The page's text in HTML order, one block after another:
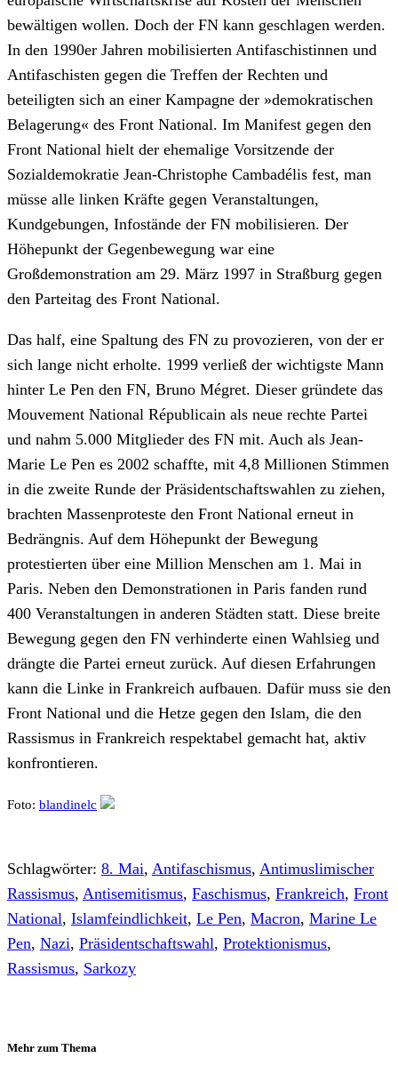
bewältigen wollen. Doch der FN kann geschlagen werden.
In den 1990er Jahren mobilisierten Antifaschistinnen und
Antifaschisten gegen die Treffen der Rechten und
beteiligten sich an einer Kampagne der »demokratischen
Belagerung« des Front National. Im Manifest gegen den
Front National hielt der ehemalige Vorsitzende der
Sozialdemokratie Jean-Christophe Cambadélis fest, man
müsse alle linken Kräfte gegen Veranstaltungen,
Kundgebungen, Infostände der FN mobilisieren. Der
Höhepunkt der Gegenbewegung war eine
Großdemonstration am 29. März 1997 in Straßburg gegen
den Parteitag des Front National.
Das half, eine Spaltung des FN zu provozieren, von der er
sich lange nicht erholte. 1999 verließ der wichtigste Mann
hinter Le Pen den FN, Bruno Mégret. Dieser gründete das
Mouvement National Républicain als neue rechte Partei
und nahm 5.000 Mitglieder des FN mit. Auch als Jean-
Marie Le Pen es 2002 schaffte, mit 4,8 Millionen Stimmen
in die zweite Runde der Präsidentschaftswahlen zu ziehen,
brachten Massenproteste den Front National erneut in
Bedrängnis. Auf dem Höhepunkt der Bewegung
protestierten über eine Million Menschen am 1. Mai in
Paris. Neben den Demonstrationen in Paris fanden rund
400 Veranstaltungen in anderen Städten statt. Diese breite
Bewegung gegen den FN verhinderte einen Wahlsieg und
drängte die Partei erneut zurück. Auf diesen Erfahrungen
kann die Linke in Frankreich aufbauen. Dafür muss sie den
Front National und die Hetze gegen den Islam, die den
Rassismus in Frankreich respektabel gemacht hat, aktiv
konfrontieren.
Foto: blandinelc
Schlagwörter: 8. Mai, Antifaschismus, Antimuslimischer
Rassismus, Antisemitismus, Faschismus, Frankreich, Front
National, Islamfeindlichkeit, Le Pen, Macron, Marine Le
Pen, Nazi, Präsidentschaftswahl, Protektionismus,
Rassismus, Sarkozy
Mehr zum Thema